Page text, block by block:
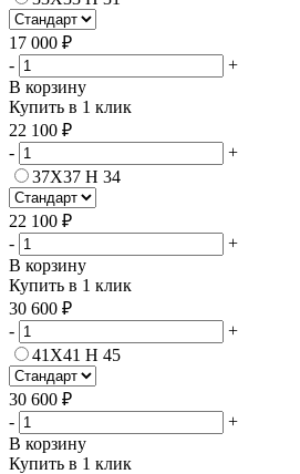
17 000 ₽
-
+
В корзину
Купить в 1 клик
22 100 ₽
-
+
37Х37 H 34
22 100 ₽
-
+
В корзину
Купить в 1 клик
30 600 ₽
-
+
41Х41 H 45
30 600 ₽
-
+
В корзину
Купить в 1 клик